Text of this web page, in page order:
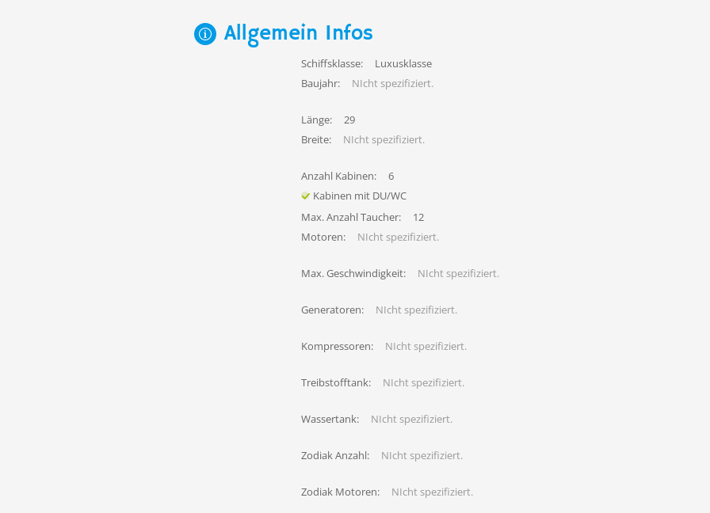
Allgemein Infos
Schiffsklasse:
Luxusklasse
Baujahr:
NIcht spezifiziert.
Länge:
29
Breite:
NIcht spezifiziert.
Anzahl Kabinen:
6
Kabinen mit DU/WC
Max. Anzahl Taucher:
12
Motoren:
NIcht spezifiziert.
Max. Geschwindigkeit: NIcht spezifiziert.
Generatoren: NIcht spezifiziert.
Kompressoren: NIcht spezifiziert.
Treibstofftank: NIcht spezifiziert.
Wassertank: NIcht spezifiziert.
Zodiak Anzahl: NIcht spezifiziert.
Zodiak Motoren: NIcht spezifiziert.